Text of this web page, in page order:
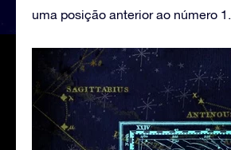
uma posição anterior ao número 1.